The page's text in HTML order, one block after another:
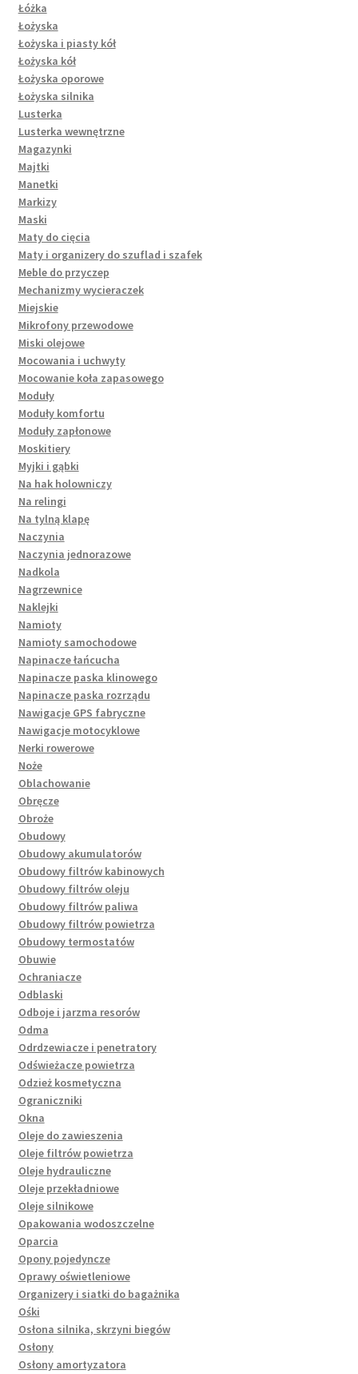
Łóżka
Łożyska
Łożyska i piasty kół
Łożyska kół
Łożyska oporowe
Łożyska silnika
Lusterka
Lusterka wewnętrzne
Magazynki
Majtki
Manetki
Markizy
Maski
Maty do cięcia
Maty i organizery do szuflad i szafek
Meble do przyczep
Mechanizmy wycieraczek
Miejskie
Mikrofony przewodowe
Miski olejowe
Mocowania i uchwyty
Mocowanie koła zapasowego
Moduły
Moduły komfortu
Moduły zapłonowe
Moskitiery
Myjki i gąbki
Na hak holowniczy
Na relingi
Na tylną klapę
Naczynia
Naczynia jednorazowe
Nadkola
Nagrzewnice
Naklejki
Namioty
Namioty samochodowe
Napinacze łańcucha
Napinacze paska klinowego
Napinacze paska rozrządu
Nawigacje GPS fabryczne
Nawigacje motocyklowe
Nerki rowerowe
Noże
Oblachowanie
Obręcze
Obroże
Obudowy
Obudowy akumulatorów
Obudowy filtrów kabinowych
Obudowy filtrów oleju
Obudowy filtrów paliwa
Obudowy filtrów powietrza
Obudowy termostatów
Obuwie
Ochraniacze
Odblaski
Odboje i jarzma resorów
Odma
Odrdzewiacze i penetratory
Odświeżacze powietrza
Odzież kosmetyczna
Ograniczniki
Okna
Oleje do zawieszenia
Oleje filtrów powietrza
Oleje hydrauliczne
Oleje przekładniowe
Oleje silnikowe
Opakowania wodoszczelne
Oparcia
Opony pojedyncze
Oprawy oświetleniowe
Organizery i siatki do bagażnika
Ośki
Osłona silnika, skrzyni biegów
Osłony
Osłony amortyzatora